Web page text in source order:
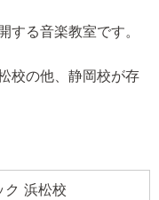
する音楽教室です。
校の他、静岡校が存
ク 浜松校